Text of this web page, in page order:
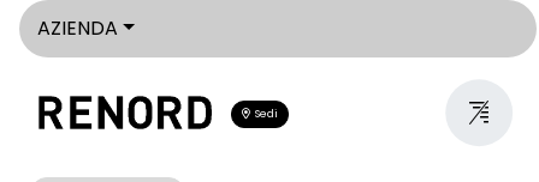
AZIENDA
Sedi